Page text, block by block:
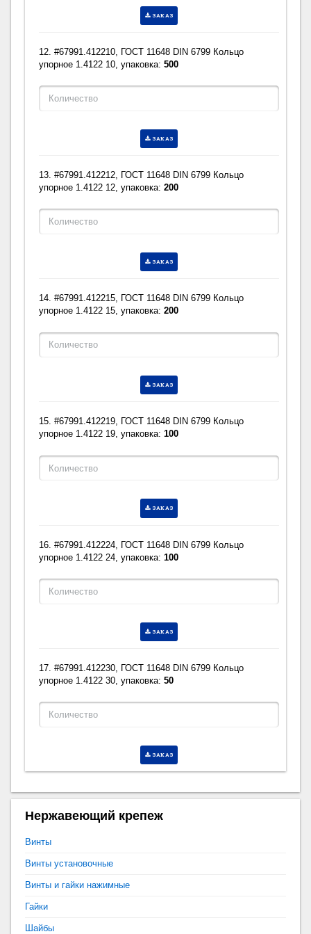
ЗАКАЗ
12. #67991.412210, ГОСТ 11648 DIN 6799 Кольцо
упорное 1.4122 10, упаковка:500
ЗАКАЗ
13. #67991.412212, ГОСТ 11648 DIN 6799 Кольцо
упорное 1.4122 12, упаковка:200
ЗАКАЗ
14. #67991.412215, ГОСТ 11648 DIN 6799 Кольцо
упорное 1.4122 15, упаковка:200
ЗАКАЗ
15. #67991.412219, ГОСТ 11648 DIN 6799 Кольцо
упорное 1.4122 19, упаковка:100
ЗАКАЗ
16. #67991.412224, ГОСТ 11648 DIN 6799 Кольцо
упорное 1.4122 24, упаковка:100
ЗАКАЗ
17. #67991.412230, ГОСТ 11648 DIN 6799 Кольцо
упорное 1.4122 30, упаковка:50
ЗАКАЗ
Нержавеющий крепеж
Винты
Винты установочные
Винты и гайки нажимные
Гайки
Шайбы